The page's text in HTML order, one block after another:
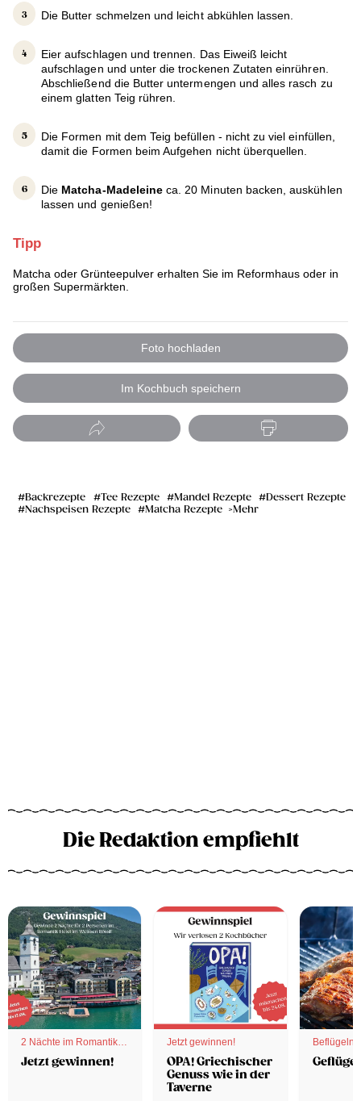
Die Butter schmelzen und leicht abkühlen lassen.
Eier aufschlagen und trennen. Das Eiweiß leicht
aufschlagen und unter die trockenen Zutaten einrühren.
Abschließend die Butter untermengen und alles rasch zu
einem glatten Teig rühren.
Die Formen mit dem Teig befüllen - nicht zu viel einfüllen,
damit die Formen beim Aufgehen nicht überquellen.
Die Matcha-Madeleine ca. 20 Minuten backen, auskühlen
lassen und genießen!
Tipp
Matcha oder Grünteepulver erhalten Sie im Reformhaus oder in
großen Supermärkten.
Foto hochladen
Im Kochbuch speichern
Backrezepte Tee Rezepte Mandel Rezepte
Dessert Rezepte
Nachspeisen Rezepte
Matcha Rezepte Mehr
Die Redaktion empfiehlt
2 Nächte im Romantik
Hotel
Jetzt gewinnen!
Jetzt gewinnen!
OPA! Griechischer
Genuss wie in der
Taverne